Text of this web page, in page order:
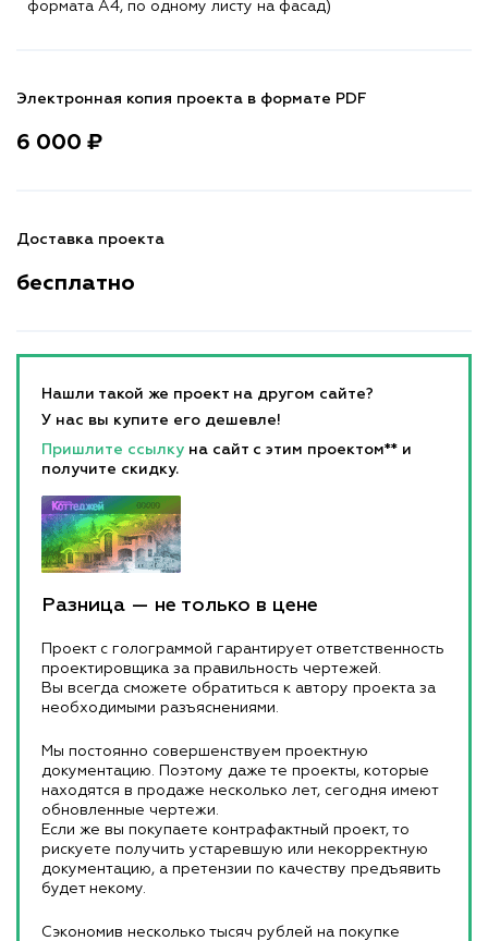
формата A4, по одному листу на фасад)
Электронная копия проекта в формате PDF
6 000 ₽
Доставка проекта
бесплатно
Нашли такой же проект на другом сайте?
У нас вы купите его дешевле!
Пришлите ссылку на сайт с этим проектом** и
получите скидку.
Разница — не только в цене
Проект с голограммой гарантирует ответственность
проектировщика за правильность чертежей.
Вы всегда сможете обратиться к автору проекта за
необходимыми разъяснениями.
Мы постоянно совершенствуем проектную
документацию. Поэтому даже те проекты, которые
находятся в продаже несколько лет, сегодня имеют
обновленные чертежи.
Если же вы покупаете контрафактный проект, то
рискуете получить устаревшую или некорректную
документацию, а претензии по качеству предъявить
будет некому.
Сэкономив несколько тысяч рублей на покупке